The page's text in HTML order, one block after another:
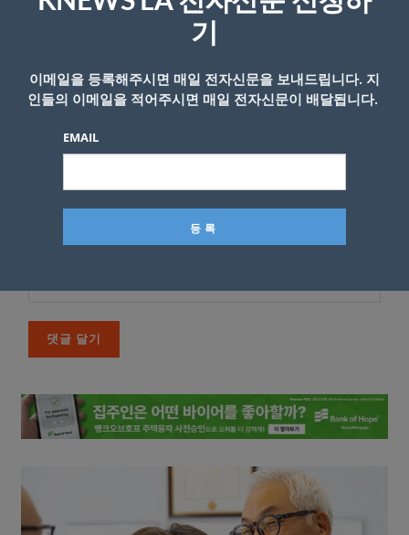
기
이메일을 등록해주시면 매일 전자신문을 보내드립니다. 지
인들의 이메일을 적어주시면 매일 전자신문이 배달됩니다.
EMAIL